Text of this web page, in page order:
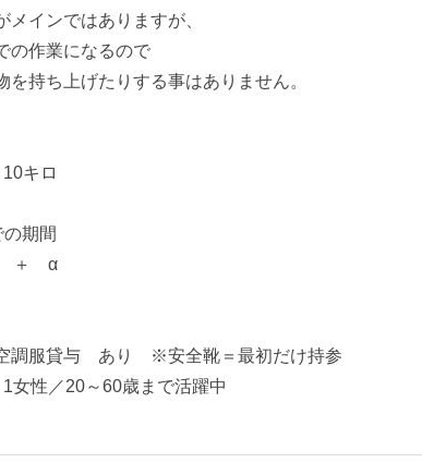
インではありますが、
作業になるので
持ち上げたりする事はありません。
キロ
期間
＋ α
調服貸与 あり ※安全靴＝最初だけ持参
女性／20～60歳まで活躍中